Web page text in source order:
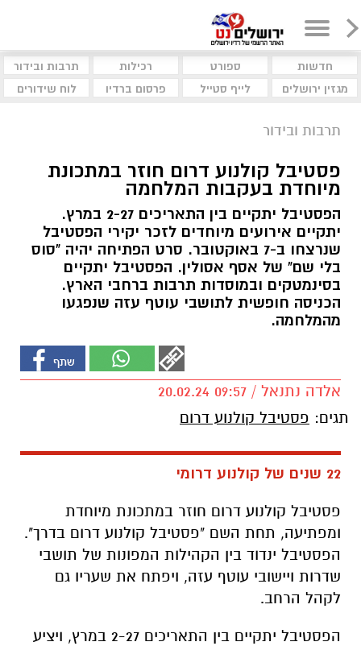
חדשות ספורט רכילות
תרבות ובידור
מגזין ירושלים
לייף סטייל פרסום ברדיו לוח שידורים
תרבות ובידור
פסטיבל קולנוע דרום חוזר במתכונת
מיוחדת בעקבות המלחמה
הפסטיבל יתקיים בין התאריכים 2-27 במרץ.
יתקיים אירועים מיוחדים לזכר יקירי הפסטיבל
שנרצחו ב-7 באוקטובר. סרט הפתיחה יהיה "סוס
בלי שם" של אסף אסולין. הפסטיבל יתקיים
בסינמטקים ובמוסדות תרבות ברחבי הארץ.
הכניסה חופשית לתושבי עוטף עזה שנפגעו
מהמלחמה.
אלדה נתנאל / 09:57 20.02.24
תגים: פסטיבל קולנוע דרום
22 שנים של קולנוע דרומי
פסטיבל קולנוע דרום חוזר במתכונת מיוחדת
ומפתיעה, תחת השם "פסטיבל קולנוע דרום בדרך".
הפסטיבל ינדוד בין הקהילות המפונות של תושבי
שדרות ויישובי עוטף עזה, ויפתח את שעריו גם
לקהל הרחב.
הפסטיבל יתקיים בין התאריכים 2-27 במרץ,
ויציע